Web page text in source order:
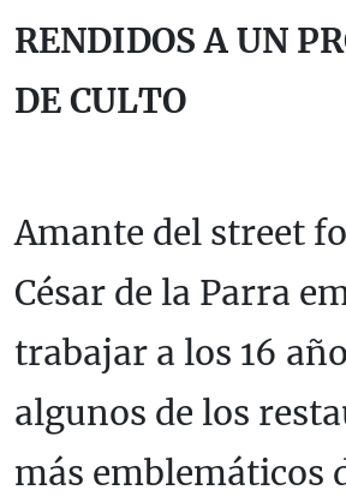
RENDIDOS A UN
DE CULTO
Amante del street
César de la Parra
trabajar a los 16
algunos de los
más emblemáticos